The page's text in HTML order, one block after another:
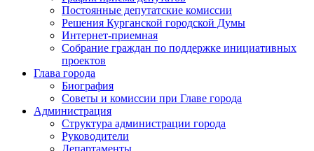
Постоянные депутатские комиссии
Решения Курганской городской Думы
Интернет-приемная
Собрание граждан по поддержке инициативных
проектов
Глава города
Биография
Советы и комиссии при Главе города
Администрация
Структура администрации города
Руководители
Департаменты